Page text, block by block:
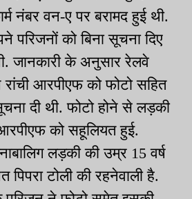
नंबर वन-ए पर बरामद हुई थी.
को बिना सूचना दिए
जानकारी के अनुसार रेलवे
रांची आरपीएफ को फोटो सहित
दी थी. फोटो होने से लड़की
को सहूलियत हुई.
लड़की की उम्र 15 वर्ष
टोली की रहनेवाली है.